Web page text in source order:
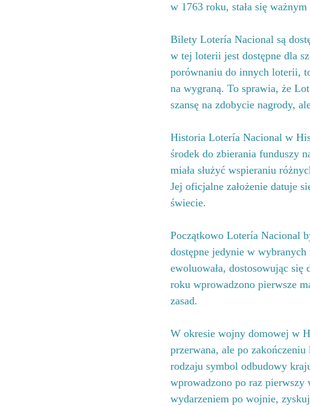
w 1763 roku, stała się
Bilety Lotería Nacional są
w tej loterii jest dostępne dla
porównaniu do innych loterii,
na wygraną. To sprawia, że
szansę na zdobycie nagrody,
Historia Lotería Nacional w
środek do zbierania funduszy
miała służyć wspieraniu
Jej oficjalne założenie datuje
świecie.
Początkowo Lotería Nacional
dostępne jedynie w
ewoluowała, dostosowując
roku wprowadzono pierwsze
zasad.
W okresie wojny domowej w
przerwana, ale po
rodzaju symbol odbudowy
wprowadzono po raz pierwszy
wydarzeniem po wojnie,